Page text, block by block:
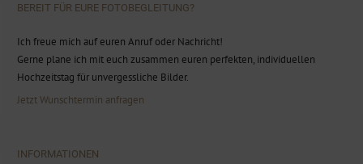
BEREIT FÜR EURE FOTOBEGLEITUNG?
Ich freue mich auf euren Anruf oder Nachricht!
Gerne plane ich mit euch zusammen euren perfekten, individuellen
Hochzeitstag für unvergessliche Bilder.
Jetzt Wunschtermin anfragen
INFORMATIONEN